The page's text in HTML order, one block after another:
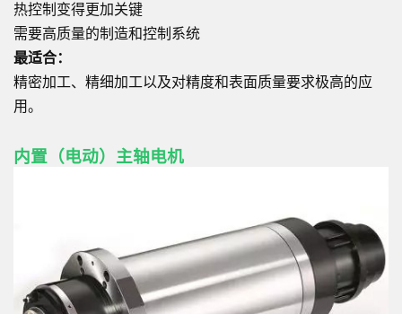
热控制变得更加关键
需要高质量的制造和控制系统
最适合：
精密加工、精细加工以及对精度和表面质量要求极高的应
用。
内置（电动）主轴电机